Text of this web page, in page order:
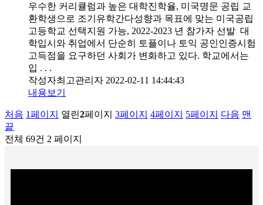
우수한 커리큘럼과 높은 대학진학율, 미국명문 공립 교
환학생으로 조기유학간다성향과 목표에 맞는 미국공립
고등학교 선택지원 가능, 2022-2023 년 참가자 선발 대
학입시와 취업에서 단순히 토플이나 토익 공인인증시험
고득점을 요구하던 사회가 변화하고 있다. 학교에서는
입 . . .
작성자최고관리자 2022-02-11 14:44:43
내용보기
처음 1페이지 열린2페이지 3페이지 4페이지 5페이지 다음 맨
끝
전체 69건 2 페이지